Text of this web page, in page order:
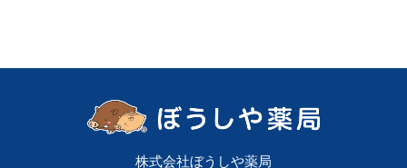
株式会社ぼうしや薬局